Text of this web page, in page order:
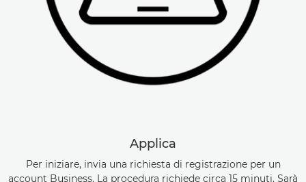
Applica
Per iniziare, invia una richiesta di registrazione per un
account Business. La procedura richiede circa 15 minuti. Sarà